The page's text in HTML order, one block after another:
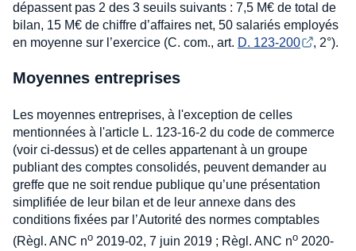
dépassent pas 2 des 3 seuils suivants : 7,5 M€ de total de
bilan, 15 M€ de chiffre d’affaires net, 50 salariés employés
en moyenne sur l’exercice (C. com., art. D. 123-200 , 2°).
Moyennes entreprises
Les moyennes entreprises, à l'exception de celles
mentionnées à l'article L. 123-16-2 du code de commerce
(voir ci-dessus) et de celles appartenant à un groupe
publiant des comptes consolidés, peuvent demander au
greffe que ne soit rendue publique qu’une présentation
simplifiée de leur bilan et de leur annexe dans des
conditions fixées par l’Autorité des normes comptables
(Règl. ANC no 2019-02, 7 juin 2019 ; Règl. ANC no 2020-